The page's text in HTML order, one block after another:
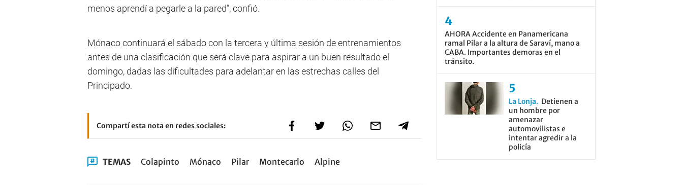
menos aprendí a pegarle a la pared”, confió.
Mónaco continuará el sábado con la tercera y última sesión de entrenamientos
antes de una clasificación que será clave para aspirar a un buen resultado el
domingo, dadas las dificultades para adelantar en las estrechas calles del
Principado.
Compartí esta nota en redes sociales:
TEMAS Colapinto Mónaco Pilar Montecarlo Alpine
AHORA Accidente en Panamericana
ramal Pilar a la altura de Saraví, mano a
CABA. Importantes demoras en el
tránsito.
La Lonja
Detienen a
un hombre por
amenazar
automovilistas e
intentar agredir a la
policía